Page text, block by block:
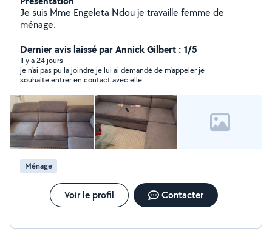
Je suis Mme Engeleta Ndou je travaille femme de
ménage.
Dernier avis laissé par Annick Gilbert : 1/5
Il y a 24 jours
je n'ai pas pu la joindre je lui ai demandé de m'appeler je
souhaite entrer en contact avec elle
Ménage
Voir le profil Contacter